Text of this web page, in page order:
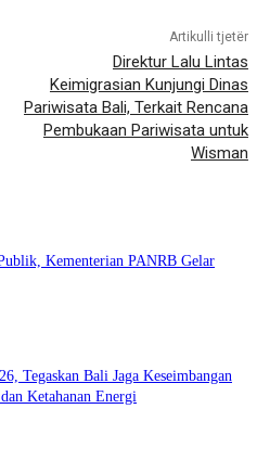
Artikulli tjetër
Direktur Lalu Lintas
Keimigrasian Kunjungi Dinas
Pariwisata Bali, Terkait Rencana
Pembukaan Pariwisata untuk
Wisman
Kementerian PANRB Gelar
Tegaskan Bali Jaga Keseimbangan
Ketahanan Energi